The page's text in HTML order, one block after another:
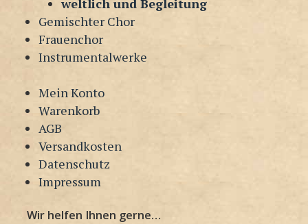
Gemischter Chor
Frauenchor
Instrumentalwerke
Mein Konto
Warenkorb
AGB
Versandkosten
Datenschutz
Impressum
Wir helfen Ihnen gerne…